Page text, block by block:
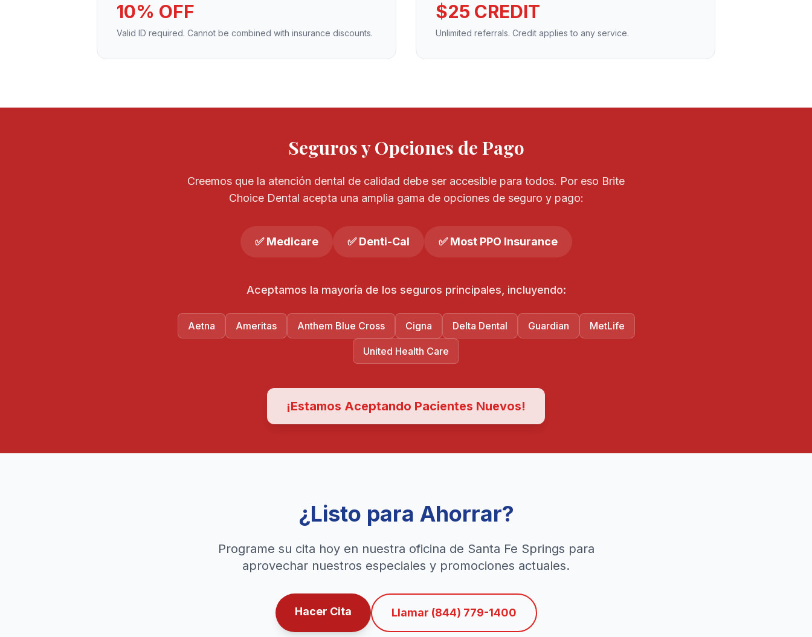
10% OFF
Valid ID required. Cannot be combined with insurance discounts.
$25 CREDIT
Unlimited referrals. Credit applies to any service.
Seguros y Opciones de Pago
Creemos que la atención dental de calidad debe ser accesible para todos. Por eso Brite
Choice Dental acepta una amplia gama de opciones de seguro y pago:
✅ Medicare ✅ Denti-Cal ✅ Most PPO Insurance
Aceptamos la mayoría de los seguros principales, incluyendo:
Aetna Ameritas Anthem Blue Cross Cigna Delta Dental Guardian MetLife
United Health Care
¡Estamos Aceptando Pacientes Nuevos!
¿Listo para Ahorrar?
Programe su cita hoy en nuestra oficina de Santa Fe Springs para
aprovechar nuestros especiales y promociones actuales.
Hacer Cita Llamar (844) 779-1400